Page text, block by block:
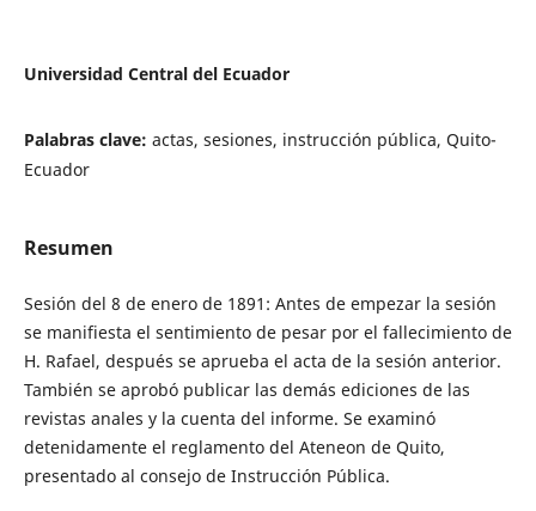
Universidad Central del Ecuador
Palabras clave: actas, sesiones, instrucción pública, Quito-
Ecuador
Resumen
Sesión del 8 de enero de 1891: Antes de empezar la sesión
se manifiesta el sentimiento de pesar por el fallecimiento de
H. Rafael, después se aprueba el acta de la sesión anterior.
También se aprobó publicar las demás ediciones de las
revistas anales y la cuenta del informe. Se examinó
detenidamente el reglamento del Ateneon de Quito,
presentado al consejo de Instrucción Pública.